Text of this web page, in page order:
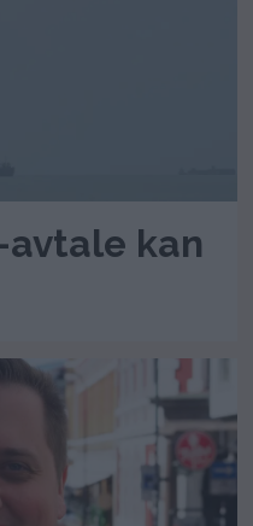
avtale kan